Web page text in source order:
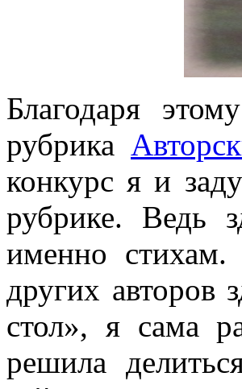
Благодаря
рубрика
конкурс я и
рубрике. Ведь
именно
других авторов
стол», я сама
решила